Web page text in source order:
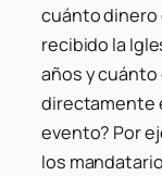
cuánto dinero
recibido la
años y
directamente
evento? Por
los